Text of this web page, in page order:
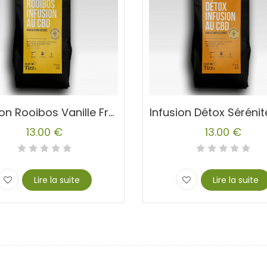
Infusion Rooibos Vanille Fraise Bio CBD
13.00 €
Lire la suite
Infusion Détox
13.00 €
Lire la suite